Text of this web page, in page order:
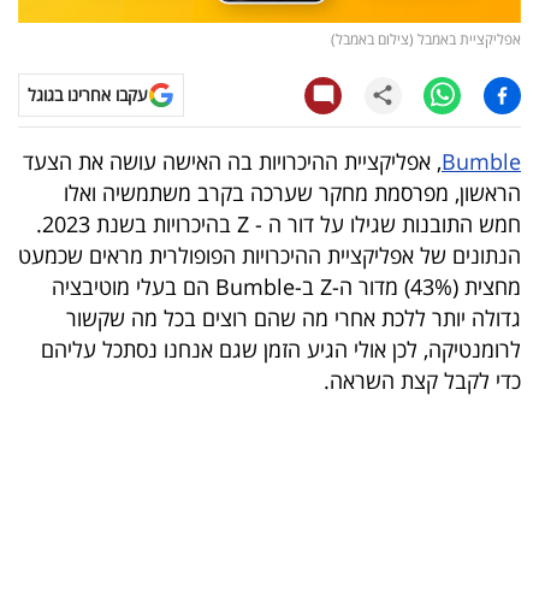
ויראלי
עסקי
ספורט
קריירה
ולימודים
מינויים
רייטינג
אפליקציית באמבל (צילום באמבל)
עקבו אחרינו בגוגל
Bumble, אפליקציית ההיכרויות בה האישה עושה את הצעד
הראשון, מפרסמת מחקר שערכה בקרב משתמשיה ואלו
חמש התובנות שגילו על דור ה - Z בהיכרויות בשנת 2023.
הנתונים של אפליקציית ההיכרויות הפופולרית מראים שכמעט
מחצית (43%) מדור ה-Z ב-Bumble הם בעלי מוטיבציה
גדולה יותר ללכת אחרי מה שהם רוצים בכל מה שקשור
לרומנטיקה, לכן אולי הגיע הזמן שגם אנחנו נסתכל עליהם
כדי לקבל קצת השראה.